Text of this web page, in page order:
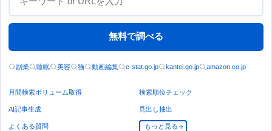
無料で調べる
副業 睡眠 美容 猫 動画編集 e-stat.go.jp kantei.go.jp amazon.co.jp
月間検索ボリューム取得 検索順位チェック
AI記事生成 見出し抽出
よくある質問 もっと見る